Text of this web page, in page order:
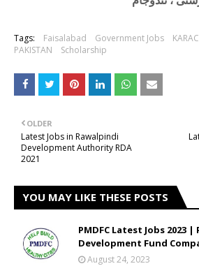
Tags: Faisalabad Government Jobs
PAKISTAN
Scholarship
OLDER
Latest Jobs in Rawalpindi
Development Authority RDA
2021
YOU MAY LIKE THESE POSTS
PMDFC Latest Jobs 2023
Development Fund
August 24, 2023